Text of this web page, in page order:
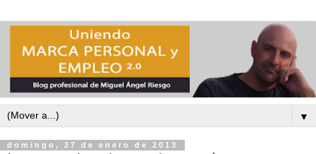
▼
domingo, 27 de enero de 2013